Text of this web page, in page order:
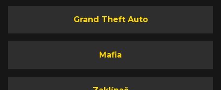
Grand Theft Auto
Mafia